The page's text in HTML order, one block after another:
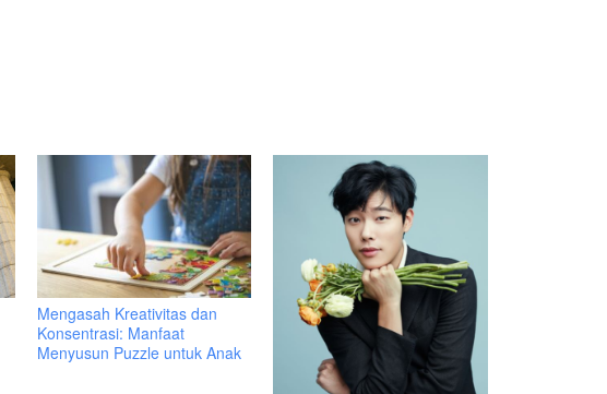
Mengasah Kreativitas dan
Konsentrasi: Manfaat
Menyusun Puzzle untuk Anak